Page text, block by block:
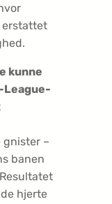
erstattet
kunne
League-
gnister –
banen
hjerte